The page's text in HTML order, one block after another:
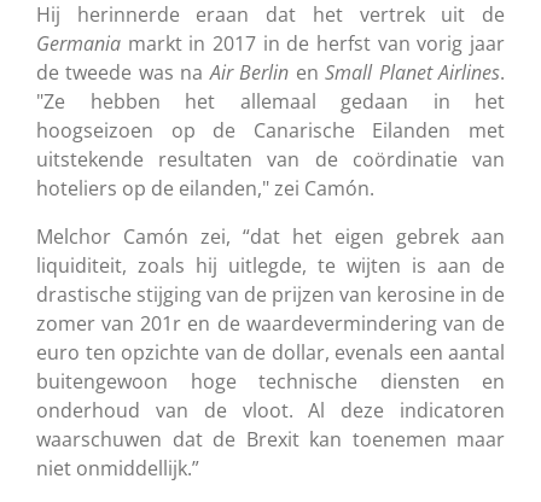
Hij herinnerde eraan dat het vertrek uit de
Germania markt in 2017 in de herfst van vorig jaar
de tweede was naAir Berlin enSmall Planet Airlines.
"Ze hebben het allemaal gedaan in het
hoogseizoen op de Canarische Eilanden met
uitstekende resultaten van de coördinatie van
hoteliers op de eilanden," zei Camón.
Melchor Camón zei, “dat het eigen gebrek aan
liquiditeit, zoals hij uitlegde, te wijten is aan de
drastische stijging van de prijzen van kerosine in de
zomer van 201r en de waardevermindering van de
euro ten opzichte van de dollar, evenals een aantal
buitengewoon hoge technische diensten en
onderhoud van de vloot. Al deze indicatoren
waarschuwen dat de Brexit kan toenemen maar
niet onmiddellijk.”